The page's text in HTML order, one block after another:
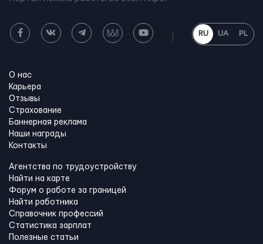
RU UA PL
О нас
Карьера
Отзывы
Страхование
Баннерная реклама
Наши награды
Контакты
Агентства по трудоустройству
Найти на карте
Форум о работе за границей
Найти работника
Справочник профессий
Статистика зарплат
Полезные статьи